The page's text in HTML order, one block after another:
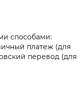
способами:
платеж (для
перевод (для